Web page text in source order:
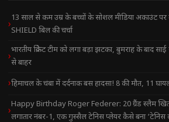
13 साल से कम उम्र के बच्चों के सोशल मीडिया अकाउंट
SHIELD बिल की चर्चा
भारतीय क्रिकेट टीम को लगा बड़ा झटका, बुमराह के बाद
से बाहर
हिमाचल के चंबा में दर्दनाक बस हादसा! 8 की मौत, 11
Happy Birthday Roger Federer: 20 ग्रैंड स्लैम
लगातार नंबर-1, एक गुस्सैल टेनिस प्लेयर कैसे बना ‘टेनिस